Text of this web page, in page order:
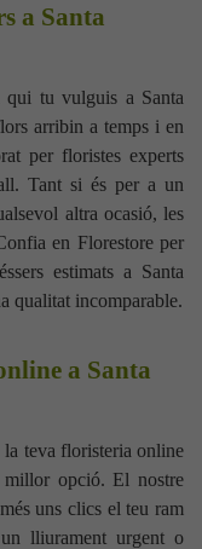
a Santa
qui tu vulguis a Santa
arribin a temps i en
per floristes experts
Tant si és per a un
altra ocasió, les
en Florestore per
estimats a Santa
qualitat incomparable.
a Santa
la teva floristeria online
millor opció. El nostre
uns clics el teu ram
lliurament urgent o